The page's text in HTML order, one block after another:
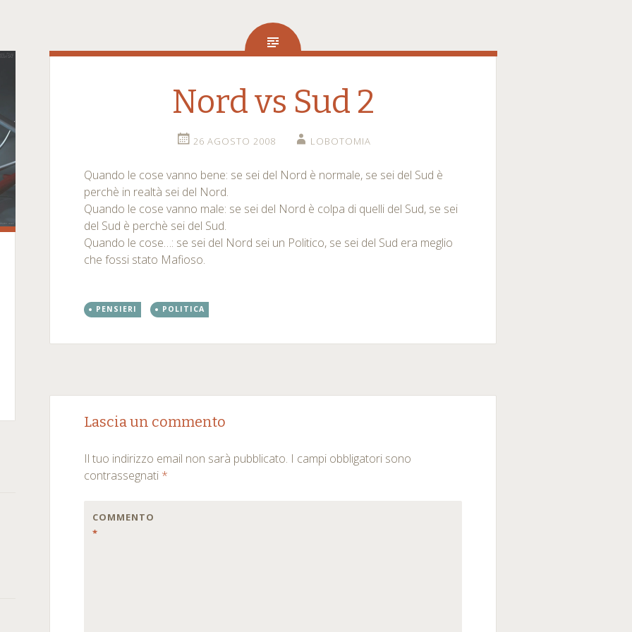
Nord vs Sud 2
26 AGOSTO 2008 LOBOTOMIA
Quando le cose vanno bene: se sei del Nord è normale, se sei del Sud è
perchè in realtà sei del Nord.
Quando le cose vanno male: se sei del Nord è colpa di quelli del Sud, se sei
del Sud è perchè sei del Sud.
Quando le cose…: se sei del Nord sei un Politico, se sei del Sud era meglio
che fossi stato Mafioso.
PENSIERI POLITICA
Post
Lascia un commento
Il tuo indirizzo email non sarà pubblicato. I campi obbligatori sono
contrassegnati *
COMMENTO
*